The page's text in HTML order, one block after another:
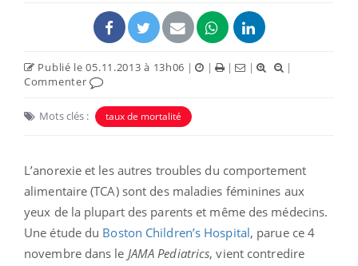
Publié le 05.11.2013 à 13h06 | | | |
|
Commenter
Mots clés : taux de mortalité
L’anorexie et les autres troubles du comportement
alimentaire (TCA) sont des maladies féminines aux
yeux de la plupart des parents et même des médecins.
Une étude du Boston Children’s Hospital, parue ce 4
novembre dans le JAMA Pediatrics, vient contredire